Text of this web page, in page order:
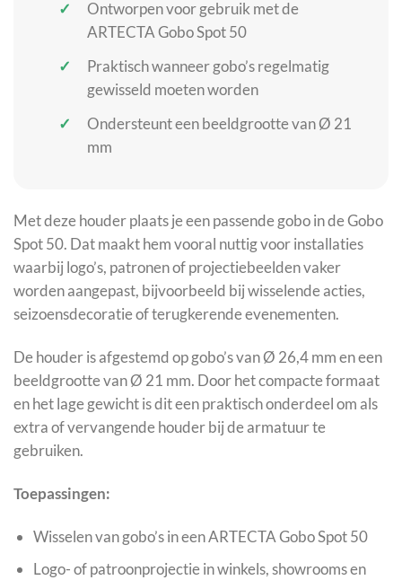
Ontworpen voor gebruik met de
ARTECTA Gobo Spot 50
Praktisch wanneer gobo’s regelmatig
gewisseld moeten worden
Ondersteunt een beeldgrootte van Ø 21
mm
Met deze houder plaats je een passende gobo in de Gobo
Spot 50. Dat maakt hem vooral nuttig voor installaties
waarbij logo’s, patronen of projectiebeelden vaker
worden aangepast, bijvoorbeeld bij wisselende acties,
seizoensdecoratie of terugkerende evenementen.
De houder is afgestemd op gobo’s van Ø 26,4 mm en een
beeldgrootte van Ø 21 mm. Door het compacte formaat
en het lage gewicht is dit een praktisch onderdeel om als
extra of vervangende houder bij de armatuur te
gebruiken.
Toepassingen:
Wisselen van gobo’s in een ARTECTA Gobo Spot 50
Logo- of patroonprojectie in winkels, showrooms en